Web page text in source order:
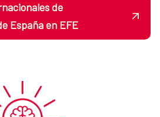
de
España en EFE